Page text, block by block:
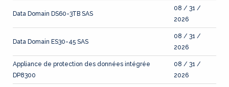
Data Domain DS60-3TB SAS
08 / 31 /
2026
Data Domain ES30-45 SAS
08 / 31 /
2026
Appliance de protection des données intégrée
DP8300
08 / 31 /
2026